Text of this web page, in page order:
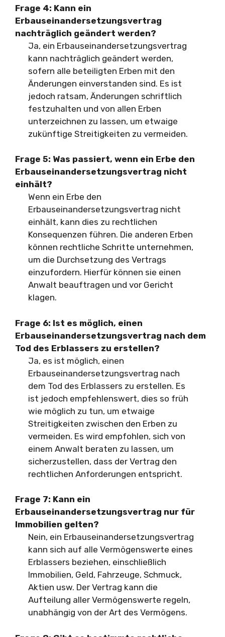
Frage 4: Kann ein
Erbauseinandersetzungsvertrag
nachträglich geändert werden?
Ja, ein Erbauseinandersetzungsvertrag
kann nachträglich geändert werden,
sofern alle beteiligten Erben mit den
Änderungen einverstanden sind. Es ist
jedoch ratsam, Änderungen schriftlich
festzuhalten und von allen Erben
unterzeichnen zu lassen, um etwaige
zukünftige Streitigkeiten zu vermeiden.
Frage 5: Was passiert, wenn ein Erbe den
Erbauseinandersetzungsvertrag nicht
einhält?
Wenn ein Erbe den
Erbauseinandersetzungsvertrag nicht
einhält, kann dies zu rechtlichen
Konsequenzen führen. Die anderen Erben
können rechtliche Schritte unternehmen,
um die Durchsetzung des Vertrags
einzufordern. Hierfür können sie einen
Anwalt beauftragen und vor Gericht
klagen.
Frage 6: Ist es möglich, einen
Erbauseinandersetzungsvertrag nach dem
Tod des Erblassers zu erstellen?
Ja, es ist möglich, einen
Erbauseinandersetzungsvertrag nach
dem Tod des Erblassers zu erstellen. Es
ist jedoch empfehlenswert, dies so früh
wie möglich zu tun, um etwaige
Streitigkeiten zwischen den Erben zu
vermeiden. Es wird empfohlen, sich von
einem Anwalt beraten zu lassen, um
sicherzustellen, dass der Vertrag den
rechtlichen Anforderungen entspricht.
Frage 7: Kann ein
Erbauseinandersetzungsvertrag nur für
Immobilien gelten?
Nein, ein Erbauseinandersetzungsvertrag
kann sich auf alle Vermögenswerte eines
Erblassers beziehen, einschließlich
Immobilien, Geld, Fahrzeuge, Schmuck,
Aktien usw. Der Vertrag kann die
Aufteilung aller Vermögenswerte regeln,
unabhängig von der Art des Vermögens.